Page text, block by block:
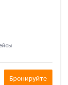
Бронируйте